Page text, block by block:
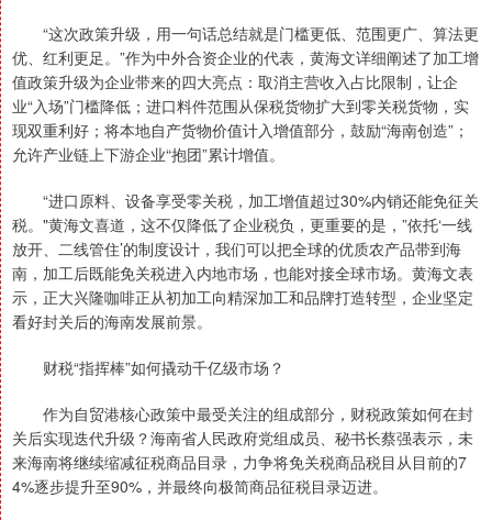
“这次政策升级，用一句话总结就是门槛更低、范围更广、算法更
优、红利更足。”作为中外合资企业的代表，黄海文详细阐述了加工增
值政策升级为企业带来的四大亮点：取消主营收入占比限制，让企
业“入场”门槛降低；进口料件范围从保税货物扩大到零关税货物，实
现双重利好；将本地自产货物价值计入增值部分，鼓励“海南创造”；
允许产业链上下游企业“抱团”累计增值。
“进口原料、设备享受零关税，加工增值超过30%内销还能免征关
税。"黄海文喜道，这不仅降低了企业税负，更重要的是，”依托‘一线
放开、二线管住’的制度设计，我们可以把全球的优质农产品带到海
南，加工后既能免关税进入内地市场，也能对接全球市场。黄海文表
示，正大兴隆咖啡正从初加工向精深加工和品牌打造转型，企业坚定
看好封关后的海南发展前景。
财税“指挥棒”如何撬动千亿级市场？
作为自贸港核心政策中最受关注的组成部分，财税政策如何在封
关后实现迭代升级？海南省人民政府党组成员、秘书长蔡强表示，未
来海南将继续缩减征税商品目录，力争将免关税商品税目从目前的7
4%逐步提升至90%，并最终向极简商品征税目录迈进。